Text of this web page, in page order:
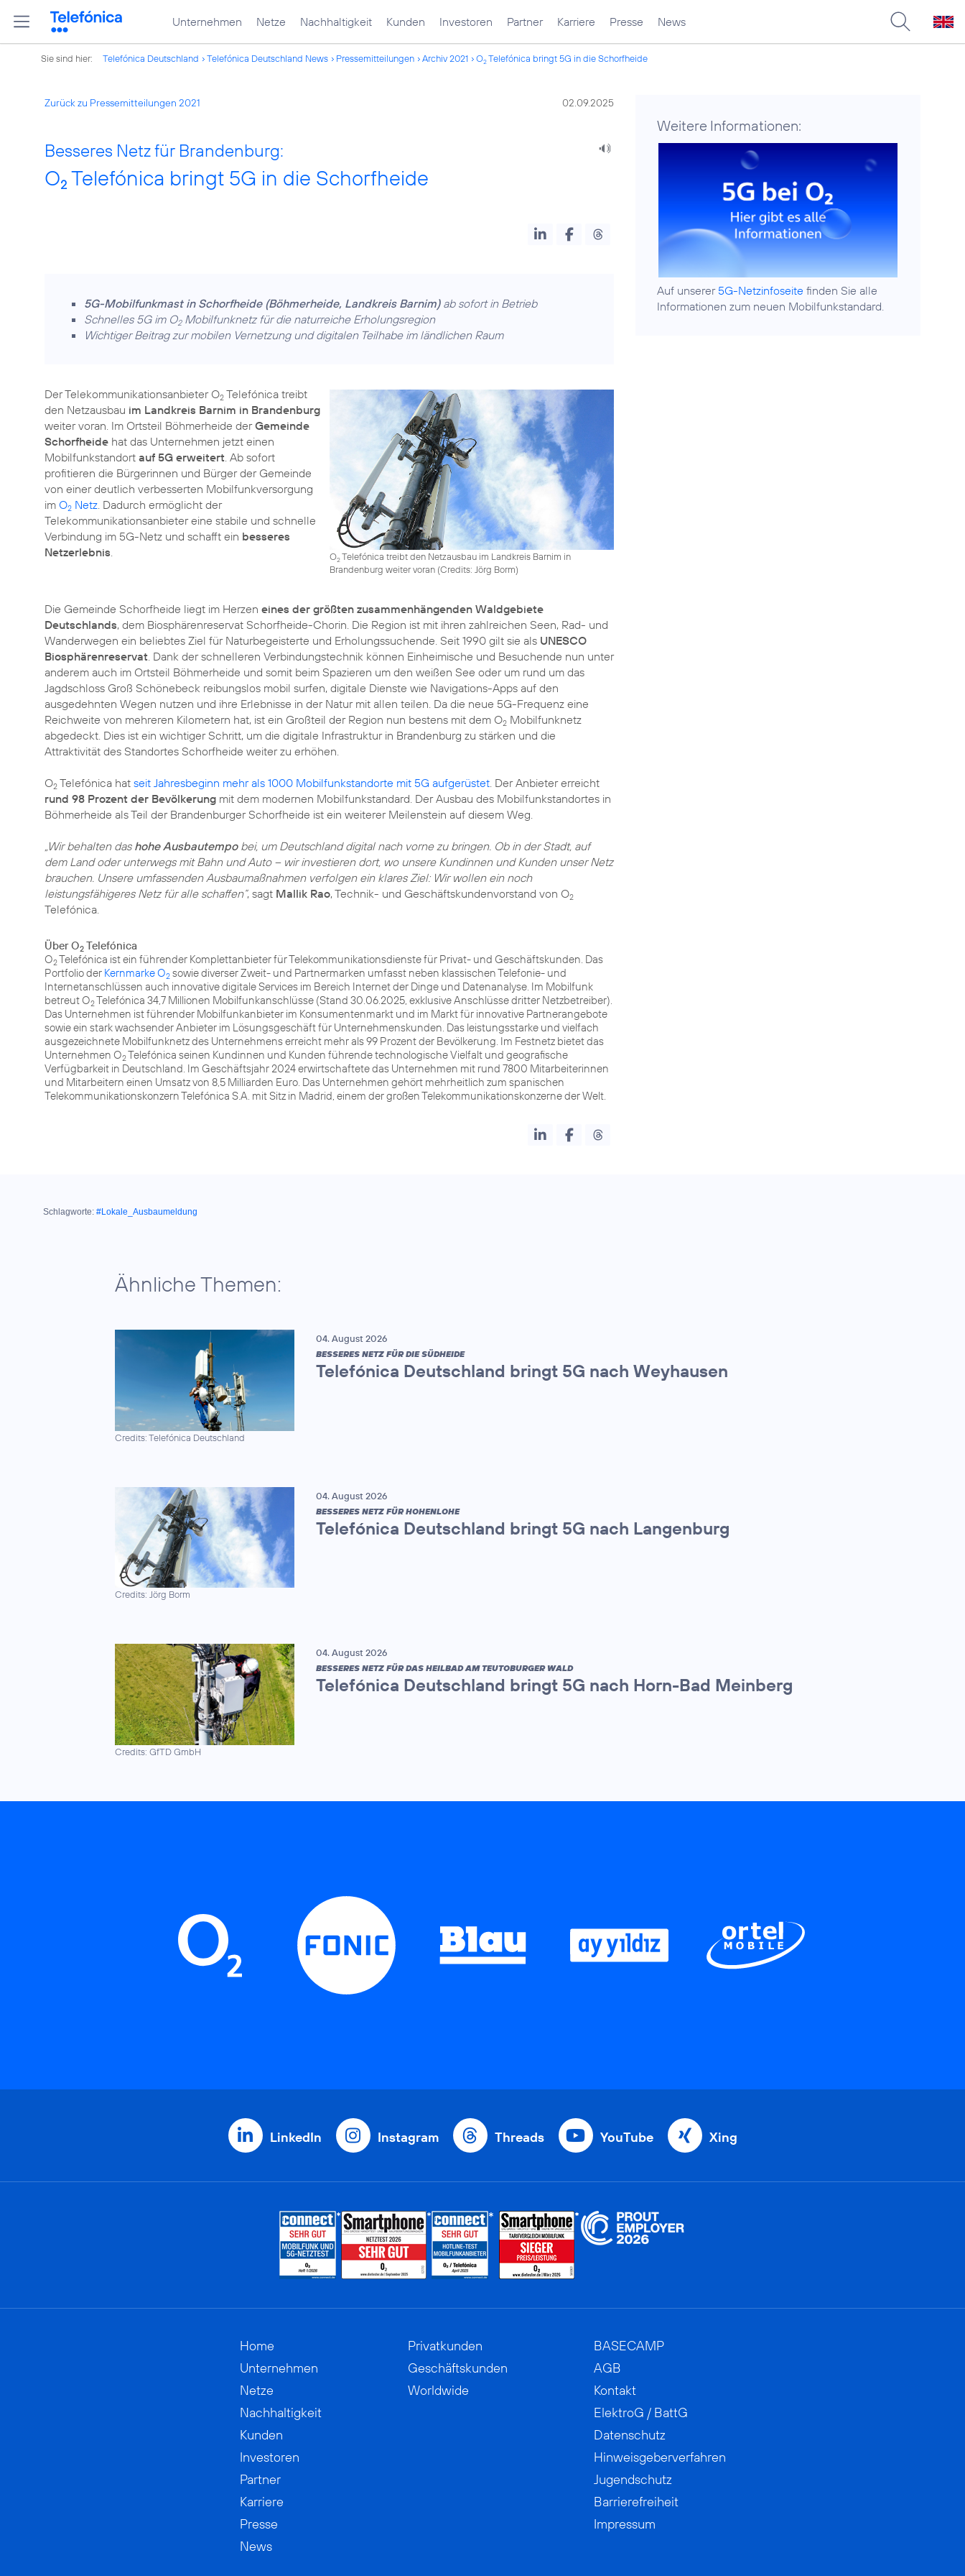
Unternehmen Netze Nachhaltigkeit Kunden Investoren Partner Karriere Presse News
Sie sind hier: Telefónica Deutschland Telefónica Deutschland News Pressemitteilungen Archiv 2021 O2Telefónica bringt 5G in die Schorfheide
Zurück zu Pressemitteilungen 2021 02.09.2025
Besseres Netz für Brandenburg:
O2 Telefónica bringt 5G in die Schorfheide
5G-Mobilfunkmast in Schorfheide (Böhmerheide, Landkreis Barnim)ab sofort in Betrieb
Schnelles 5G im O2Mobilfunknetz für die naturreiche Erholungsregion
Wichtiger Beitrag zur mobilen Vernetzung und digitalen Teilhabe im ländlichen Raum
O2Telefónica treibt den Netzausbau im Landkreis Barnim in
Brandenburg weiter voran (Credits: Jörg Borm)
Der Telekommunikationsanbieter O2 Telefónica treibt
den Netzausbau im Landkreis Barnim in Brandenburg
weiter voran. Im Ortsteil Böhmerheide derGemeinde
Schorfheide hat das Unternehmen jetzt einen
Mobilfunkstandort auf 5G erweitert. Ab sofort
profitieren die Bürgerinnen und Bürger der Gemeinde
von einer deutlich verbesserten Mobilfunkversorgung
im O2 Netz. Dadurch ermöglicht der
Telekommunikationsanbieter eine stabile und schnelle
Verbindung im 5G-Netz und schafft ein besseres
Netzerlebnis.
Die Gemeinde Schorfheide liegt im Herzen eines der größten zusammenhängenden Waldgebiete
Deutschlands, dem Biosphärenreservat Schorfheide-Chorin. Die Region ist mit ihren zahlreichen Seen, Rad- und
Wanderwegen ein beliebtes Ziel für Naturbegeisterte und Erholungssuchende. Seit 1990 gilt sie als UNESCO
Biosphärenreservat. Dank der schnelleren Verbindungstechnik können Einheimische und Besuchende nun unter
anderem auch im Ortsteil Böhmerheide und somit beim Spazieren um den weißen See oder um rund um das
Jagdschloss Groß Schönebeck reibungslos mobil surfen, digitale Dienste wie Navigations-Apps auf den
ausgedehnten Wegen nutzen und ihre Erlebnisse in der Natur mit allen teilen. Da die neue 5G-Frequenz eine
Reichweite von mehreren Kilometern hat, ist ein Großteil der Region nun bestens mit dem O2 Mobilfunknetz
abgedeckt. Dies ist ein wichtiger Schritt, um die digitale Infrastruktur in Brandenburg zu stärken und die
Attraktivität des Standortes Schorfheide weiter zu erhöhen.
O2 Telefónica hat seit Jahresbeginn mehr als 1000 Mobilfunkstandorte mit 5G aufgerüstet. Der Anbieter erreicht
rund 98 Prozent der Bevölkerung mit dem modernen Mobilfunkstandard. Der Ausbau des Mobilfunkstandortes in
Böhmerheide als Teil der Brandenburger Schorfheide ist ein weiterer Meilenstein auf diesem Weg.
„Wir behalten das hohe Ausbautempobei, um Deutschland digital nach vorne zu bringen. Ob in der Stadt, auf
dem Land oder unterwegs mit Bahn und Auto – wir investieren dort, wo unsere Kundinnen und Kunden unser Netz
brauchen. Unsere umfassenden Ausbaumaßnahmen verfolgen ein klares Ziel: Wir wollen ein noch
leistungsfähigeres Netz für alle schaffen“, sagt Mallik Rao, Technik- und Geschäftskundenvorstand von O2
Telefónica.
Über O2 Telefónica
O2Telefónica ist ein führender Komplettanbieter für Telekommunikationsdienste für Privat- und Geschäftskunden. Das
Portfolio der Kernmarke O2 sowie diverser Zweit- und Partnermarken umfasst neben klassischen Telefonie- und
Internetanschlüssen auch innovative digitale Services im Bereich Internet der Dinge und Datenanalyse. Im Mobilfunk
betreut O2Telefónica 34,7 Millionen Mobilfunkanschlüsse (Stand 30.06.2025, exklusive Anschlüsse dritter Netzbetreiber).
Das Unternehmen ist führender Mobilfunkanbieter im Konsumentenmarkt und im Markt für innovative Partnerangebote
sowie ein stark wachsender Anbieter im Lösungsgeschäft für Unternehmenskunden. Das leistungsstarke und vielfach
ausgezeichnete Mobilfunknetz des Unternehmens erreicht mehr als 99 Prozent der Bevölkerung. Im Festnetz bietet das
Unternehmen O2Telefónica seinen Kundinnen und Kunden führende technologische Vielfalt und geografische
Verfügbarkeit in Deutschland. Im Geschäftsjahr 2024 erwirtschaftete das Unternehmen mit rund 7800 Mitarbeiterinnen
und Mitarbeitern einen Umsatz von 8,5 Milliarden Euro. Das Unternehmen gehört mehrheitlich zum spanischen
Telekommunikationskonzern Telefónica S.A. mit Sitz in Madrid, einem der großen Telekommunikationskonzerne der Welt.
Weitere Informationen:
Auf unserer 5G-Netzinfoseite finden Sie alle
Informationen zum neuen Mobilfunkstandard.
Schlagworte: #Lokale_Ausbaumeldung
Ähnliche Themen:
Credits: Telefónica Deutschland
04. August 2026
BESSERES NETZ FÜR DIE SÜDHEIDE
Telefónica Deutschland bringt 5G nach Weyhausen
Credits: Jörg Borm
04. August 2026
BESSERES NETZ FÜR HOHENLOHE
Telefónica Deutschland bringt 5G nach Langenburg
Credits: GfTD GmbH
04. August 2026
BESSERES NETZ FÜR DAS HEILBAD AM TEUTOBURGER WALD
Telefónica Deutschland bringt 5G nach Horn-Bad Meinberg
LinkedIn Instagram Threads YouTube Xing
Home
Unternehmen
Netze
Nachhaltigkeit
Kunden
Investoren
Partner
Karriere
Presse
News
Privatkunden
Geschäftskunden
Worldwide
BASECAMP
AGB
Kontakt
ElektroG / BattG
Datenschutz
Hinweisgeberverfahren
Jugendschutz
Barrierefreiheit
Impressum